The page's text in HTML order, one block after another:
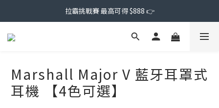
拉霸挑戰賽 最高可得 $888 👉
Marshall Major V 藍牙耳罩式
耳機 【4色可選】